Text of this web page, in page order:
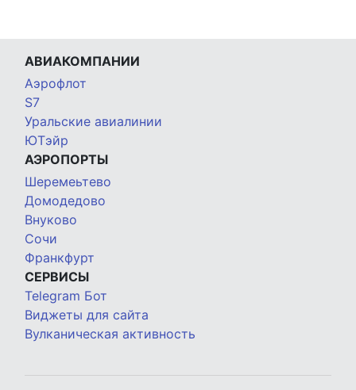
АВИАКОМПАНИИ
Аэрофлот
S7
Уральские авиалинии
ЮТэйр
АЭРОПОРТЫ
Шеремеьтево
Домодедово
Внуково
Сочи
Франкфурт
СЕРВИСЫ
Telegram Бот
Виджеты для сайта
Вулканическая активность